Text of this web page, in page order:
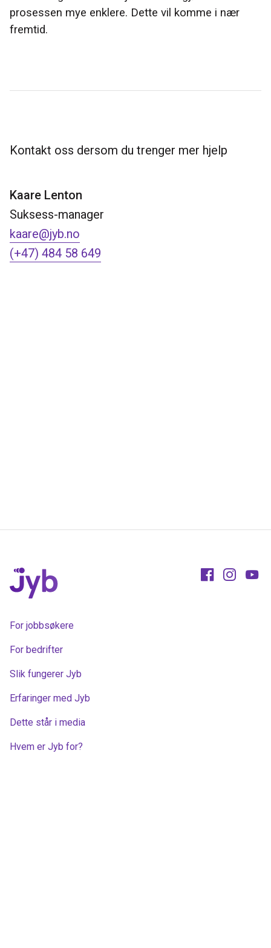
prosessen mye enklere. Dette vil komme i nær
fremtid.
Kontakt oss dersom du trenger mer hjelp
Kaare Lenton
Suksess-manager
kaare@jyb.no
(+47) 484 58 649
For jobbsøkere
For bedrifter
Slik fungerer Jyb
Erfaringer med Jyb
Dette står i media
Hvem er Jyb for?